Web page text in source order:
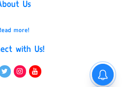
Us
more!
with Us!